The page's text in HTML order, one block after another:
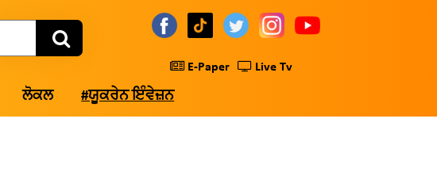
E-Paper Live Tv
ਲੋਕਲ #ਯੂਕਰੇਨ ਇੰਵੇਜ਼ਨ